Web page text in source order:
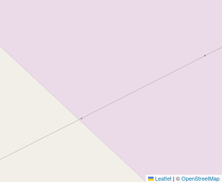
Leaflet | ©OpenStreetMap